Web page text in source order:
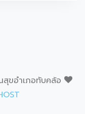
ขอำเภอทับคล้อ